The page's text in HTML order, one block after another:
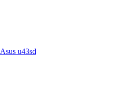
Asus u43sd